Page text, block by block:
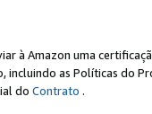
à Amazon uma
as Políticas do
do Contrato .